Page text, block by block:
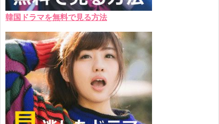
韓国ドラマを無料で見る方法